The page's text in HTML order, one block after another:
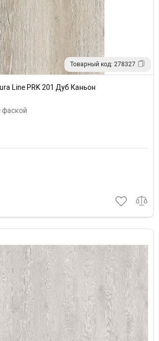
Товарный код: 278327
Line PRK 201 Дуб Каньон
фаской